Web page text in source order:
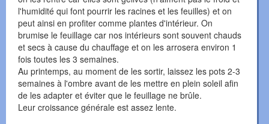
l'humidité qui font pourrir les racines et les feuilles) et on
peut ainsi en profiter comme plantes d'intérieur. On
brumise le feuillage car nos intérieurs sont souvent chauds
et secs à cause du chauffage et on les arrosera environ 1
fois toutes les 3 semaines.
Au printemps, au moment de les sortir, laissez les pots 2-3
semaines à l'ombre avant de les mettre en plein soleil afin
de les adapter et éviter que le feuillage ne brûle.
Leur croissance générale est assez lente.